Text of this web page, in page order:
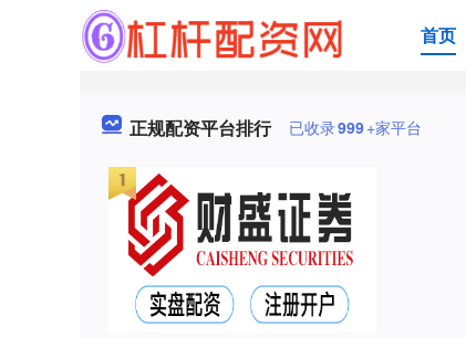
首页
正规配资平台排行 已收录999+家平台